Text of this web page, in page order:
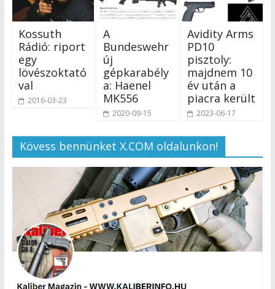
Kossuth
Rádió: riport
egy
lövészoktató
val
2016-03-23
A
Bundeswehr
új
gépkarabély
a: Haenel
MK556
2020-09-15
Avidity Arms
PD10
pisztoly:
majdnem 10
év után a
piacra került
2023-06-17
Kövess bennünket X.COM oldalunkon!